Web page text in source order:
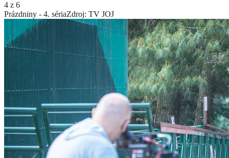
4 z 6
Prázdniny - 4. sériaZdroj: TV JOJ